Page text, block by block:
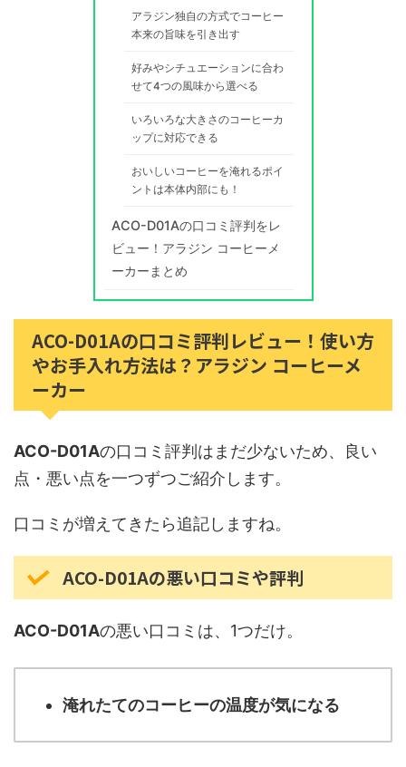
アラジン独自の方式でコーヒー
本来の旨味を引き出す
好みやシチュエーションに合わ
せて4つの風味から選べる
いろいろな大きさのコーヒーカ
ップに対応できる
おいしいコーヒーを淹れるポイ
ントは本体内部にも！
ACO-D01Aの口コミ評判をレ
ビュー！アラジン コーヒーメ
ーカーまとめ
ACO-D01Aの口コミ評判レビュー！使い方
やお手入れ方法は？アラジン コーヒーメ
ーカー
ACO-D01Aの口コミ評判はまだ少ないため、良い
点・悪い点を一つずつご紹介します。
口コミが増えてきたら追記しますね。
ACO-D01Aの悪い口コミや評判
ACO-D01Aの悪い口コミは、1つだけ。
淹れたてのコーヒーの温度が気になる